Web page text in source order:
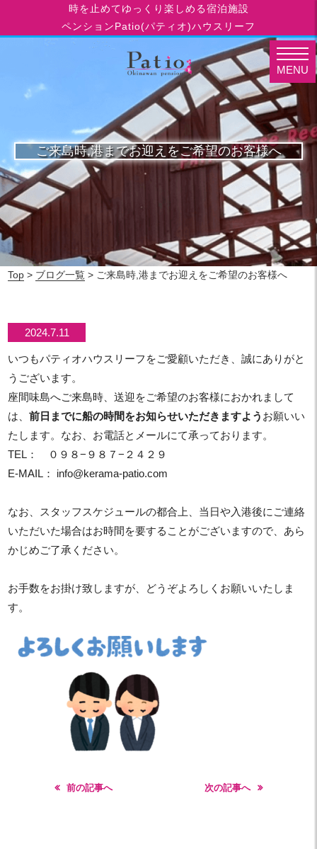
時を止めてゆっくり楽しめる宿泊施設
ペンションPatio(パティオ)ハウスリーフ
ご来島時,港までお迎えをご希望のお客様へ
Top > ブログ一覧 > ご来島時,港までお迎えをご希望のお客様へ
2024.7.11
いつもパティオハウスリーフをご愛顧いただき、誠にありがと
うございます。
座間味島へご来島時、送迎をご希望のお客様におかれまして
は、前日までに船の時間をお知らせいただきますよう お願いい
たします。なお、お電話とメールにて承っております。
TEL： ０９８−９８７−２４２９
E-MAIL： info@kerama-patio.com
なお、スタッフスケジュールの都合上、当日や入港後にご連絡
いただいた場合はお時間を要することがございますので、あら
かじめご了承ください。
お手数をお掛け致しますが、どうぞよろしくお願いいたしま
す。
前の記事へ 次の記事へ
MENU